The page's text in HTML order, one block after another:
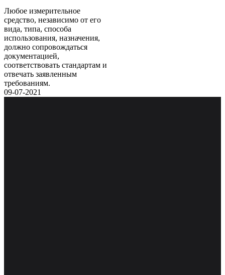
Любое измерительное
средство, независимо от его
вида, типа, способа
использования, назначения,
должно сопровождаться
документацией,
соответствовать стандартам и
отвечать заявленным
требованиям.
09-07-2021